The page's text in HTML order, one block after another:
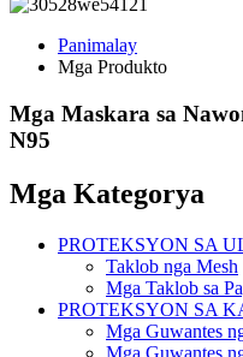
Panimalay
Mga Produkto
Mga Maskara sa
N95
Mga Kategorya
PROTEKSYON SA
Taklob nga Mesh
Mga Taklob sa
PROTEKSYON SA
Mga Guwantes
Mga Guwantes